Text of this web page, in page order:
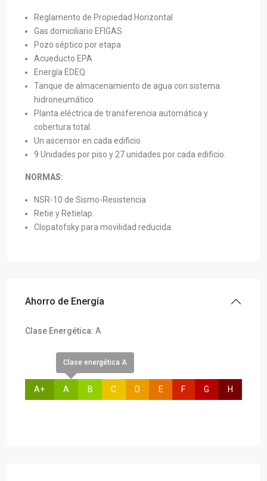
Reglamento de Propiedad Horizontal
Gas domiciliario EFIGAS
Pozo séptico por etapa
Acueducto EPA
Energía EDEQ
Tanque de almacenamiento de agua con sistema
hidroneumático
Planta eléctrica de transferencia automática y
cobertura total.
Un ascensor en cada edificio
9 Unidades por piso y 27 unidades por cada edificio.
NORMAS:
NSR-10 de Sismo-Resistencia
Retie y Retielap.
Clopatofsky para movilidad reducida.
Ahorro de Energía
Clase Energética: A
A+
Clase energética A
A B C D E F G H